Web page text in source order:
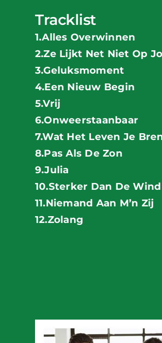
Tracklist
1.Alles Overwinnen
2.Ze Lijkt Net Niet Op
3.Geluksmoment
4.Een Nieuw Begin
5.Vrij
6.Onweerstaanbaar
7.Wat Het Leven Je
8.Pas Als De Zon
9.Julia
10.Sterker Dan De Wind
11.Niemand Aan M’n Zij
12.Zolang